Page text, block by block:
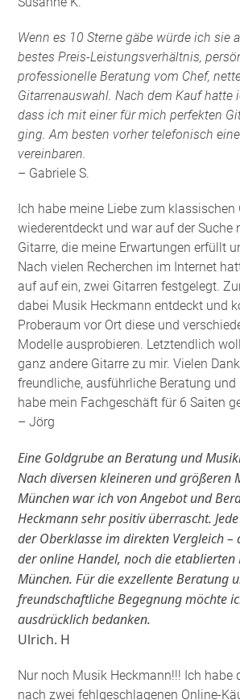
Wenn es 10 Sterne gäbe würde ich sie
bestes Preis-Leistungsverhältnis,
professionelle Beratung vom Chef,
Gitarrenauswahl. Nach dem Kauf hatte
dass ich mit einer für mich perfekten
ging. Am besten vorher telefonisch
vereinbaren.
– Gabriele S.
Ich habe meine Liebe zum klassischen
wiederentdeckt und war auf der Suche
Gitarre, die meine Erwartungen erfüllt
Nach vielen Recherchen im Internet
auf auf ein, zwei Gitarren festgelegt.
dabei Musik Heckmann entdeckt und
Proberaum vor Ort diese und
Modelle ausprobieren. Letztendlich
ganz andere Gitarre zu mir. Vielen
freundliche, ausführliche Beratung und
habe mein Fachgeschäft für 6 Saiten
– Jörg
Eine Goldgrube an Beratung und
Nach diversen kleineren und größeren
München war ich von Angebot und
Heckmann sehr positiv überrascht.
der Oberklasse im direkten Vergleich –
der online Handel, noch die etablierten
München. Für die exzellente Beratung
freundschaftliche Begegnung möchte
ausdrücklich bedanken.
Ulrich. H
Nur noch Musik Heckmann!!! Ich habe
nach zwei fehlgeschlagenen Online-